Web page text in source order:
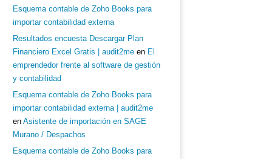
Esquema contable de Zoho Books para
importar contabilidad externa
Resultados encuesta Descargar Plan
Financiero Excel Gratis | audit2me en El
emprendedor frente al software de gestión
y contabilidad
Esquema contable de Zoho Books para
importar contabilidad externa | audit2me
en Asistente de importación en SAGE
Murano / Despachos
Esquema contable de Zoho Books para